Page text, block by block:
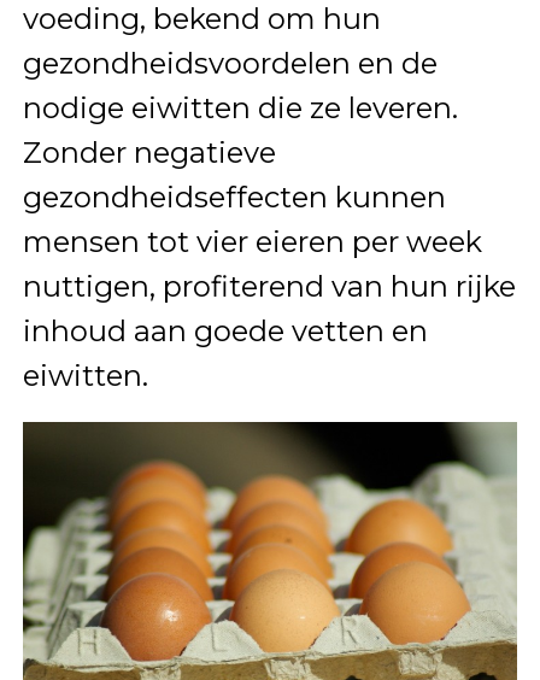
voeding, bekend om hun
gezondheidsvoordelen en de
nodige eiwitten die ze leveren.
Zonder negatieve
gezondheidseffecten kunnen
mensen tot vier eieren per week
nuttigen, profiterend van hun rijke
inhoud aan goede vetten en
eiwitten.